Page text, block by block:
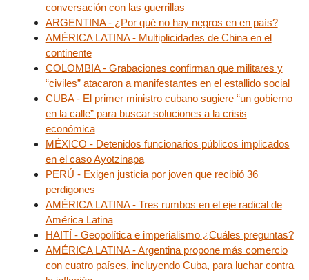
conversación con las guerrillas
ARGENTINA - ¿Por qué no hay negros en en país?
AMÉRICA LATINA - Multiplicidades de China en el
continente
COLOMBIA - Grabaciones confirman que militares y
“civiles” atacaron a manifestantes en el estallido social
CUBA - El primer ministro cubano sugiere “un gobierno
en la calle” para buscar soluciones a la crisis
económica
MÉXICO - Detenidos funcionarios públicos implicados
en el caso Ayotzinapa
PERÚ - Exigen justicia por joven que recibió 36
perdigones
AMÉRICA LATINA - Tres rumbos en el eje radical de
América Latina
HAITÍ - Geopolítica e imperialismo ¿Cuáles preguntas?
AMÉRICA LATINA - Argentina propone más comercio
con cuatro países, incluyendo Cuba, para luchar contra